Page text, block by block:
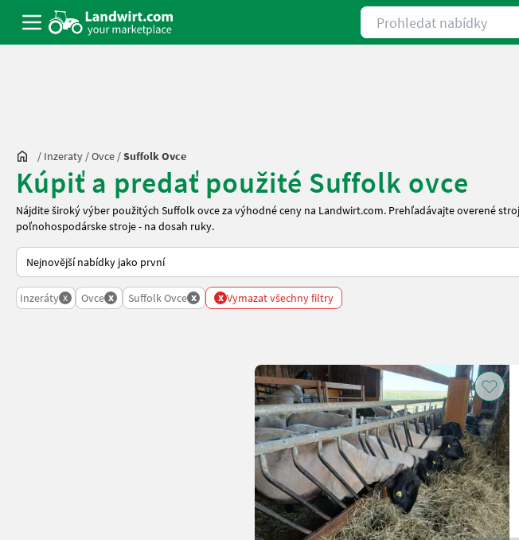
Prohledat nabídky
/ Inzeraty /Ovce /Suffolk Ovce
Kúpiť a predať použité Suffolk ovce
Nájdite široký výber použitých Suffolk ovce za výhodné ceny na Landwirt.com. Prehľadávajte overené
poľnohospodárske stroje - na dosah ruky.
Takto se řadí nabídky na Landwirt.com
Inzeráty x Ovce x Suffolk Ovce x x Vymazat všechny filtry